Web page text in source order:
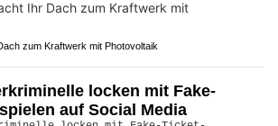
zum Kraftwerk mit Photovoltaik
locken mit Fake-
auf Social Media